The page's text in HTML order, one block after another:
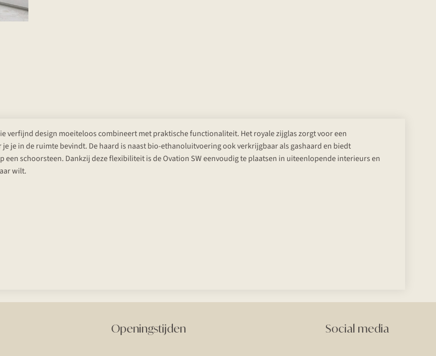
verfijnd design moeiteloos combineert met praktische functionaliteit. Het royale zijglas zorgt voor een
je in de ruimte bevindt. De haard is naast bio-ethanoluitvoering ook verkrijgbaar als gashaard en biedt
schoorsteen. Dankzij deze flexibiliteit is de Ovation SW eenvoudig te plaatsen in uiteenlopende interieurs en
wilt.
Openingstijden Social media